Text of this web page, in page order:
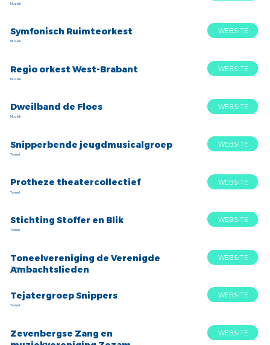
Muziek
Muziek
Symfonisch Ruimteorkest WEBSITE
Muziek
Regio orkest West-Brabant WEBSITE
Muziek
Dweilband de Floes WEBSITE
Toneel
Snipperbende jeugdmusicalgroep WEBSITE
Toneel
Protheze theatercollectief WEBSITE
Toneel
Stichting Stoffer en Blik WEBSITE
Toneel
Toneelvereniging de Verenigde
Ambachtslieden
WEBSITE
Toneel
Tejatergroep Snippers WEBSITE
zang
Zevenbergse Zang en
WEBSITE